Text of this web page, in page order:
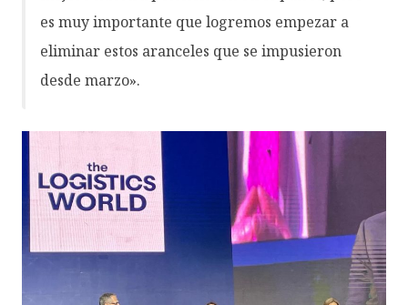
es muy importante que logremos empezar a
eliminar estos aranceles que se impusieron
desde marzo».